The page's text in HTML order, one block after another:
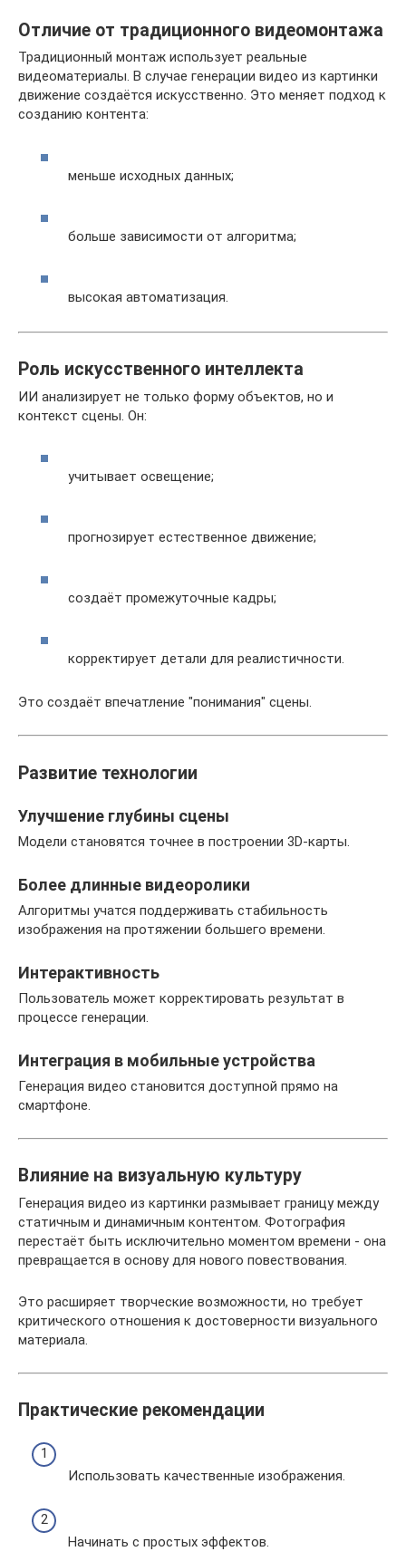
Отличие от традиционного видеомонтажа
Традиционный монтаж использует реальные
видеоматериалы. В случае генерации видео из картинки
движение создаётся искусственно. Это меняет подход к
созданию контента:
меньше исходных данных;
больше зависимости от алгоритма;
высокая автоматизация.
Роль искусственного интеллекта
ИИ анализирует не только форму объектов, но и
контекст сцены. Он:
учитывает освещение;
прогнозирует естественное движение;
создаёт промежуточные кадры;
корректирует детали для реалистичности.
Это создаёт впечатление "понимания" сцены.
Развитие технологии
Улучшение глубины сцены
Модели становятся точнее в построении 3D-карты.
Более длинные видеоролики
Алгоритмы учатся поддерживать стабильность
изображения на протяжении большего времени.
Интерактивность
Пользователь может корректировать результат в
процессе генерации.
Интеграция в мобильные устройства
Генерация видео становится доступной прямо на
смартфоне.
Влияние на визуальную культуру
Генерация видео из картинки размывает границу между
статичным и динамичным контентом. Фотография
перестаёт быть исключительно моментом времени - она
превращается в основу для нового повествования.
Это расширяет творческие возможности, но требует
критического отношения к достоверности визуального
материала.
Практические рекомендации
Использовать качественные изображения.
Начинать с простых эффектов.